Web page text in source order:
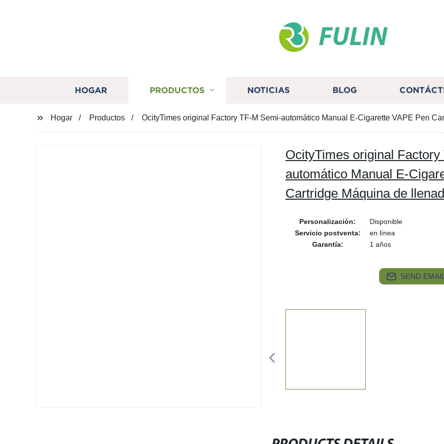
FULIN
HOGAR PRODUCTOS NOTICIAS BLOG
Hogar Productos OcityTimes original Factory TF-M Semi-automático Manual E-Cigarette VAPE Pen
OcityTimes original
automático Manual E-
Cartridge Máquina de
Personalización:
Disponible
Servicio postventa:
en línea
Garantía:
1 años
SEND